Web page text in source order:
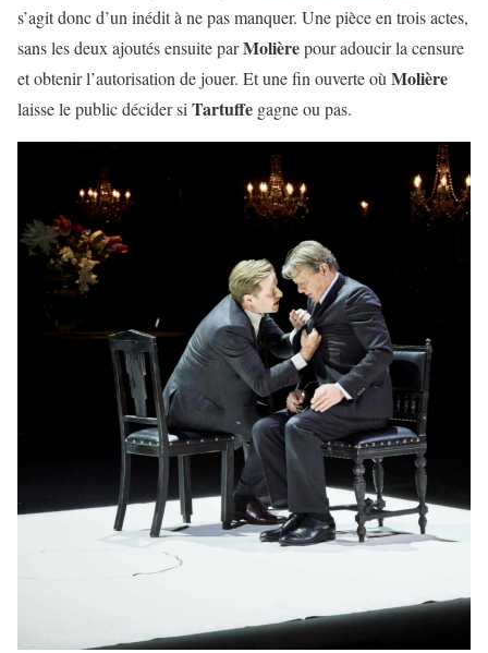
s’agit donc d’un inédit à ne pas manquer. Une pièce en trois actes,
sans les deux ajoutés ensuite parMolièrepour adoucir la censure
et obtenir l’autorisation de jouer. Et une fin ouverte où Molière
laisse le public décider si Tartuffe gagne ou pas.